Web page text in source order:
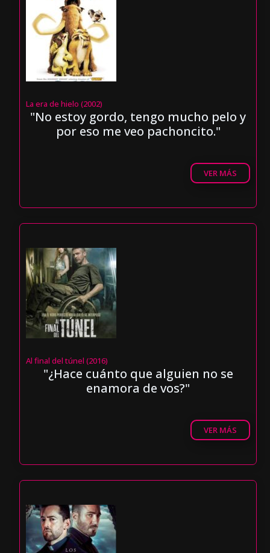
La era de hielo (2002)
"No estoy gordo, tengo mucho pelo y
por eso me veo pachoncito."
VER MÁS
Al final del túnel (2016)
"¿Hace cuánto que alguien no se
enamora de vos?"
VER MÁS